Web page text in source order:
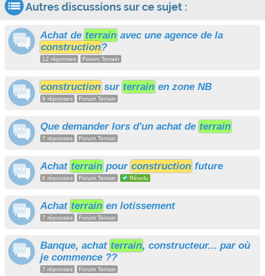
Autres discussions sur ce sujet :
Achat de terrain avec une agence de la
construction?
12 réponses Forum Terrain
construction sur terrain en zone NB
9 réponses Forum Terrain
Que demander lors d'un achat de terrain
7 réponses Forum Terrain
Achat terrain pour construction future
6 réponses Forum Terrain Résolu
Achat terrain en lotissement
7 réponses Forum Terrain
Banque, achat terrain, constructeur... par où
je commence ??
7 réponses Forum Terrain